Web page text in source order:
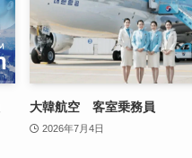
大韓航空 客室乗務員
2026年7月4日